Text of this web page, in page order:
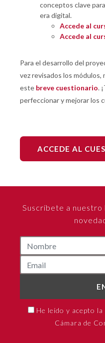
conceptos clave
era digital.
Accede al
Accede al
Para el desarrollo del
vez revisados los
este breve cuestionario.
perfeccionar y mejorar los
ACCEDE AL
Suscríbete a
He leído y acepto
Cámara de